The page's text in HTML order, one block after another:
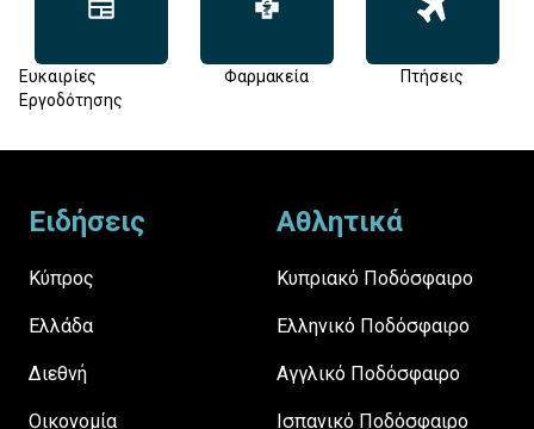
Ευκαιρίες
Εργοδότησης
Φαρμακεία Πτήσεις
Ειδήσεις
Κύπρος
Ελλάδα
Διεθνή
Οικονομία
Αθλητικά
Κυπριακό Ποδόσφαιρο
Ελληνικό Ποδόσφαιρο
Αγγλικό Ποδόσφαιρο
Ισπανικό Ποδόσφαιρο